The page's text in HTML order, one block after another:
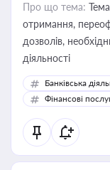
Про що тема:
отримання,
дозволів,
діяльності
Банківська
Фінансові